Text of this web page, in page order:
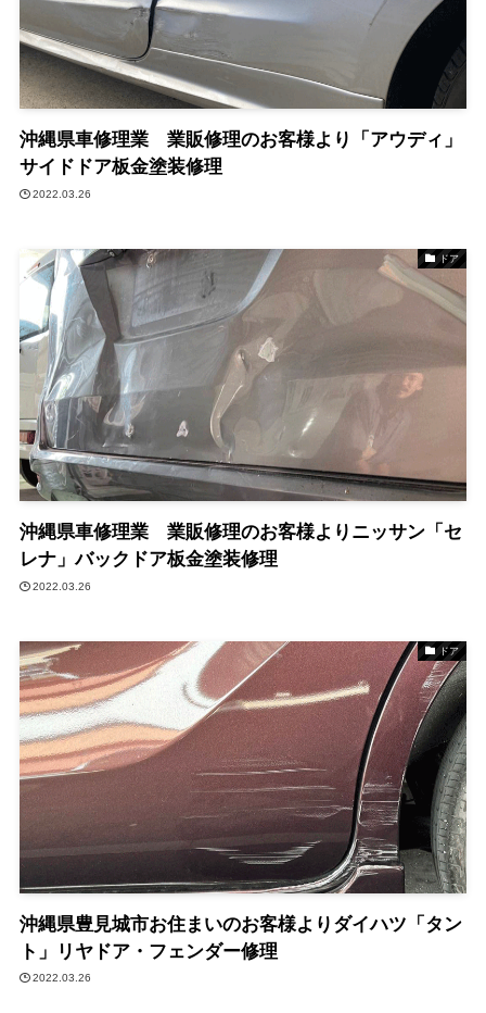
沖縄県車修理業 業販修理のお客様より「アウディ」
サイドドア板金塗装修理
2022.03.26
ドア
沖縄県車修理業 業販修理のお客様よりニッサン「セ
レナ」バックドア板金塗装修理
2022.03.26
ドア
沖縄県豊見城市お住まいのお客様よりダイハツ「タン
ト」リヤドア・フェンダー修理
2022.03.26